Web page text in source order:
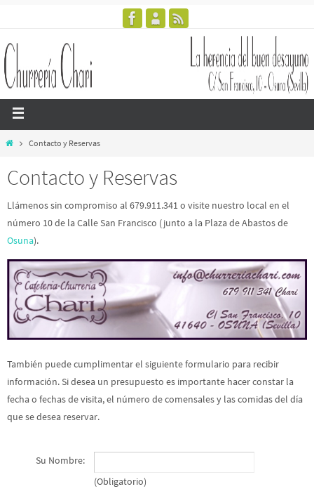
Contacto y Reservas
Contacto y Reservas
Llámenos sin compromiso al 679.911.341 o visite nuestro local en el
número 10 de la Calle San Francisco (junto a la Plaza de Abastos de
Osuna).
También puede cumplimentar el siguiente formulario para recibir
información. Si desea un presupuesto es importante hacer constar la
fecha o fechas de visita, el número de comensales y las comidas del día
que se desea reservar.
Su Nombre:
(Obligatorio)